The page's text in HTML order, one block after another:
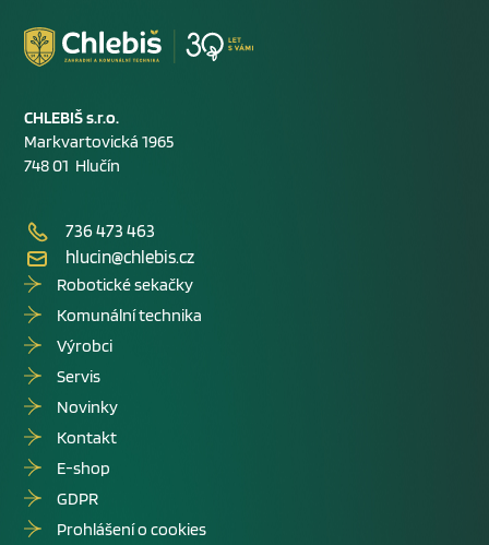
CHLEBIŠ s.r.o.
Markvartovická 1965
748 01 Hlučín
736 473 463
hlucin@chlebis.cz
Robotické sekačky
Komunální technika
Výrobci
Servis
Novinky
Kontakt
E-shop
GDPR
Prohlášení o cookies